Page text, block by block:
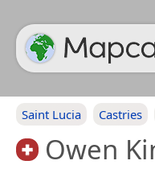
Saint Lucia Castries
Owen